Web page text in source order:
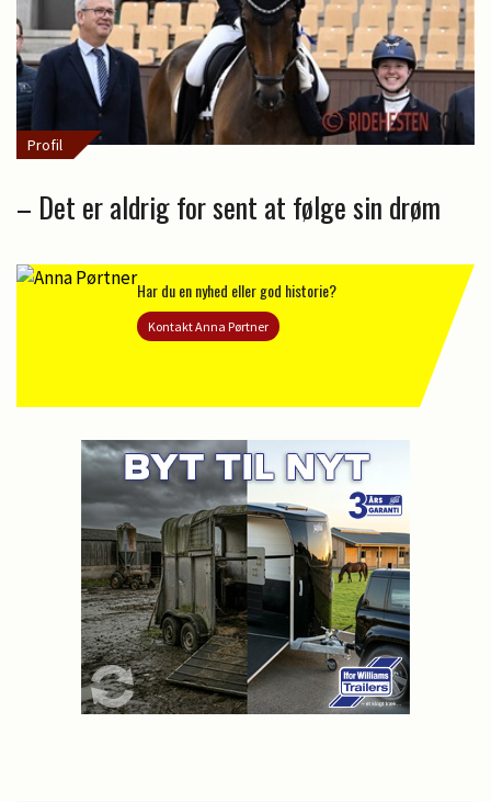
Profil
– Det er aldrig for sent at følge sin drøm
Har du en nyhed eller god historie?
Kontakt Anna Pørtner